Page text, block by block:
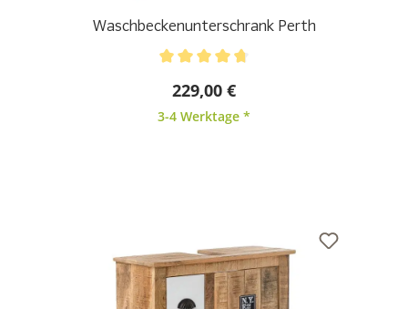
Waschbeckenunterschrank Perth
229,00 €
3-4 Werktage *